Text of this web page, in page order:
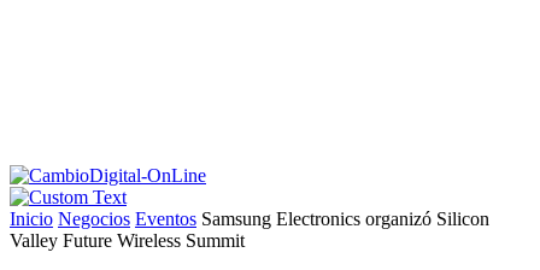
Inicio Negocios Eventos Samsung Electronics organizó Silicon
Valley Future Wireless Summit